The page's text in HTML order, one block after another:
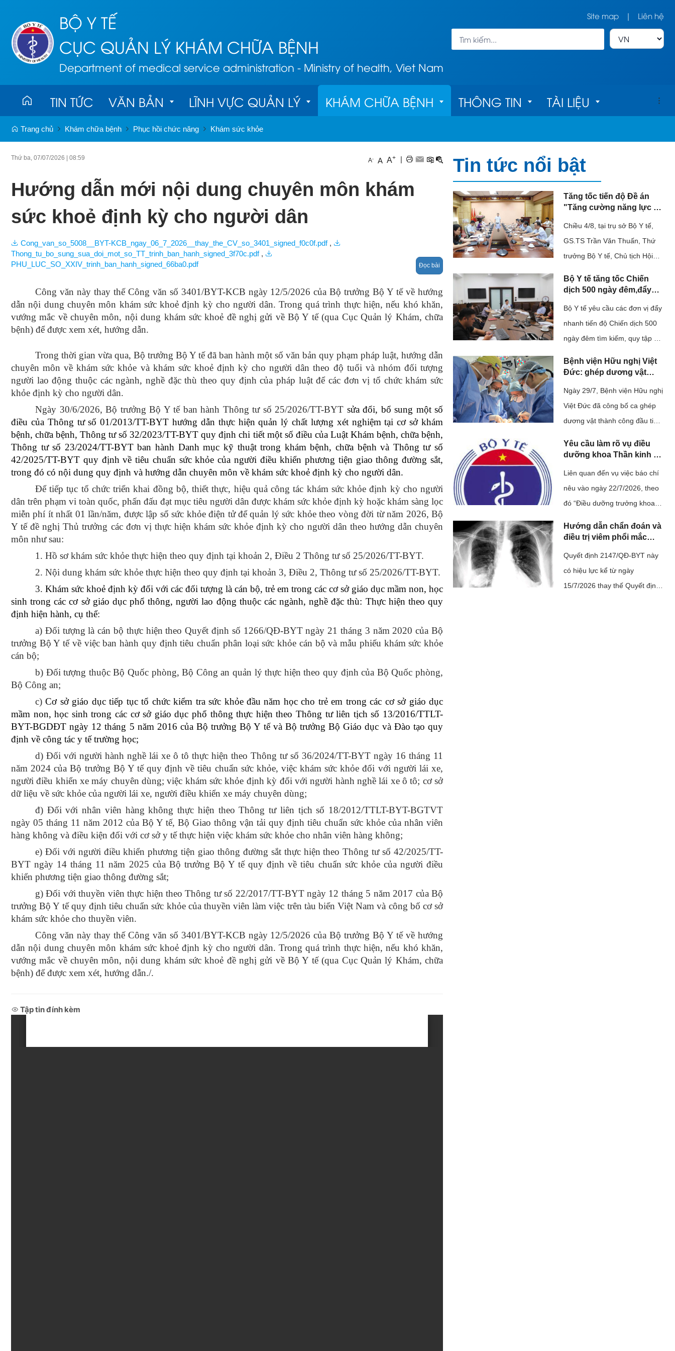
BỘ Y TẾ
CỤC QUẢN LÝ KHÁM CHỮA BỆNH
Department of medical service administration - Ministry of health, Viet Nam
Site map | Liên hệ
TIN TỨC VĂN BẢN
Chỉ thị, Quyết
định
Văn bản QPPL
Văn bản pháp
quy
Dự thảo xin ý
kiến
LĨNH VỰC QUẢN LÝ
Quản lý hành nghề
KCB
Danh sách Cơ
sở KBCB đủ
điều kiện
thực hành
Phục hồi chức năng
Giám định y khoa
Dinh dưỡng
Hội nhập
Hội nghị quản lý
bệnh viện Châu Á
Chương trình chăm
sóc sức khỏe
Vì lá phổi
khỏe Việt Nam
Đái tháo
đường
Phòng chống
đột quỵ
Phòng chống
kháng thuốc
KHÁM CHỮA BỆNH
Phục hồi chức Giám định
Khắc phục
hậu quả
Hợp tác quốc
Khám sức
khỏe
Điều dưỡng
THÔNG TIN
Bản đồ cơ sở
y tế
TÀI LIỆU
Tài liệu về
chăm sóc mắt
Quy trình kỹ
thuật
Hướng dẫn
chẩn đoán,
điều trị
Tài liệu liên
quan đến
Covid-19
Tài liệu Hội
nghị, tập huấn
Trang chủ Khám chữa bệnh Phục hồi chức năng Khám sức khỏe
Thứ ba, 07/07/2026 08:59 A- A A+ |
Hướng dẫn mới nội dung chuyên môn khám
sức khoẻ định kỳ cho người dân
Cong_van_so_5008__BYT-KCB_ngay_06_7_2026__thay_the_CV_so_3401_signed_f0c0f.pdf ,
Thong_tu_bo_sung_sua_doi_mot_so_TT_trinh_ban_hanh_signed_3f70c.pdf ,
PHU_LUC_SO_XXIV_trinh_ban_hanh_signed_66ba0.pdf
Đọc bài
Công văn này thay thế Công văn số 3401/BYT-KCB ngày 12/5/2026 của Bộ trưởng Bộ Y tế về hướng
dẫn nội dung chuyên môn khám sức khoẻ định kỳ cho người dân. Trong quá trình thực hiện, nếu khó khăn,
vướng mắc về chuyên môn, nội dung khám sức khoẻ đề nghị gửi về Bộ Y tế (qua Cục Quản lý Khám, chữa
bệnh) để được xem xét, hướng dẫn.
Trong thời gian vừa qua, Bộ trưởng Bộ Y tế đã ban hành một số văn bản quy phạm pháp luật, hướng dẫn
chuyên môn về khám sức khỏe và khám sức khoẻ định kỳ cho người dân theo độ tuổi và nhóm đối tượng
người lao động thuộc các ngành, nghề đặc thù theo quy định của pháp luật để các đơn vị tổ chức khám sức
khỏe định kỳ cho người dân.
Ngày 30/6/2026, Bộ trưởng Bộ Y tế ban hành Thông tư số 25/2026/TT-BYT sửa đổi, bổ sung một số
điều của Thông tư số 01/2013/TT-BYT hướng dẫn thực hiện quản lý chất lượng xét nghiệm tại cơ sở khám
bệnh, chữa bệnh,Thông tư số 32/2023/TT-BYT quy định chi tiết một số điều của Luật Khám bệnh, chữa bệnh,
Thông tư số 23/2024/TT-BYT ban hành Danh mục kỹ thuật trong khám bệnh, chữa bệnh và Thông tư số
42/2025/TT-BYT quy định về tiêu chuẩn sức khỏe của người điều khiển phương tiện giao thông đường sắt,
trong đó có nội dung quy định và hướng dẫn chuyên môn về khám sức khoẻ định kỳ cho người dân.
Để tiếp tục tổ chức triển khai đồng bộ, thiết thực, hiệu quả công tác khám sức khỏe định kỳ cho người
dân trên phạm vi toàn quốc, phấn đấu đạt mục tiêu người dân được khám sức khỏe định kỳ hoặc khám sàng lọc
miễn phí ít nhất 01 lần/năm, được lập sổ sức khỏe điện tử để quản lý sức khỏe theo vòng đời từ năm 2026, Bộ
Y tế đề nghị Thủ trưởng các đơn vị thực hiện khám sức khỏe định kỳ cho người dân theo hướng dẫn chuyên
môn như sau:
1. Hồ sơ khám sức khỏe thực hiện theo quy định tại khoản 2, Điều 2 Thông tư số 25/2026/TT-BYT.
2. Nội dung khám sức khỏe thực hiện theo quy định tại khoản 3, Điều 2, Thông tư số 25/2026/TT-BYT.
3. Khám sức khoẻ định kỳ đối với các đối tượng là cán bộ, trẻ em trong các cơ sở giáo dục mầm non, học
sinh trong các cơ sở giáo dục phổ thông, người lao động thuộc các ngành, nghề đặc thù: Thực hiện theo quy
định hiện hành, cụ thể:
a) Đối tượng là cán bộ thực hiện theo Quyết định số 1266/QĐ-BYT ngày 21 tháng 3 năm 2020 của Bộ
trưởng Bộ Y tế về việc ban hành quy định tiêu chuẩn phân loại sức khỏe cán bộ và mẫu phiếu khám sức khỏe
cán bộ;
b) Đối tượng thuộc Bộ Quốc phòng, Bộ Công an quản lý thực hiện theo quy định của Bộ Quốc phòng,
Bộ Công an;
c)Cơ sở giáo dục tiếp tục tổ chức kiểm tra sức khỏe đầu năm học cho trẻ em trong các cơ sở giáo dục
mầm non, học sinh trong các cơ sở giáo dục phổ thông thực hiện theo Thông tư liên tịch số 13/2016/TTLT-
BYT-BGDĐT ngày 12 tháng 5 năm 2016 của Bộ trưởng Bộ Y tế và Bộ trưởng Bộ Giáo dục và Đào tạo quy
định về công tác y tế trường học;
d) Đối với người hành nghề lái xe ô tô thực hiện theo Thông tư số 36/2024/TT-BYT ngày 16 tháng 11
năm 2024 của Bộ trưởng Bộ Y tế quy định về tiêu chuẩn sức khỏe, việc khám sức khỏe đối với người lái xe,
người điều khiển xe máy chuyên dùng; việc khám sức khỏe định kỳ đối với người hành nghề lái xe ô tô; cơ sở
dữ liệu về sức khỏe của người lái xe, người điều khiển xe máy chuyên dùng;
đ) Đối với nhân viên hàng không thực hiện theo Thông tư liên tịch số 18/2012/TTLT-BYT-BGTVT
ngày 05 tháng 11 năm 2012 của Bộ Y tế, Bộ Giao thông vận tải quy định tiêu chuẩn sức khỏe của nhân viên
hàng không và điều kiện đối với cơ sở y tế thực hiện việc khám sức khỏe cho nhân viên hàng không;
e) Đối với người điều khiển phương tiện giao thông đường sắt thực hiện theo Thông tư số 42/2025/TT-
BYT ngày 14 tháng 11 năm 2025 của Bộ trưởng Bộ Y tế quy định về tiêu chuẩn sức khỏe của người điều
khiển phương tiện giao thông đường sắt;
g) Đối với thuyền viên thực hiện theo Thông tư số 22/2017/TT-BYT ngày 12 tháng 5 năm 2017 của Bộ
trưởng Bộ Y tế quy định tiêu chuẩn sức khỏe của thuyền viên làm việc trên tàu biển Việt Nam và công bố cơ sở
khám sức khỏe cho thuyền viên.
Công văn này thay thế Công văn số 3401/BYT-KCB ngày 12/5/2026 của Bộ trưởng Bộ Y tế về hướng
dẫn nội dung chuyên môn khám sức khoẻ định kỳ cho người dân. Trong quá trình thực hiện, nếu khó khăn,
vướng mắc về chuyên môn, nội dung khám sức khoẻ đề nghị gửi về Bộ Y tế (qua Cục Quản lý Khám, chữa
bệnh) để được xem xét, hướng dẫn./.
Tập tin đính kèm
Tin tức nổi bật
Tăng tốc tiến độ Đề án
"Tăng cường năng lực hệ
pháp y tâm thần và bắt
buộc chữa bệnh tâm thần
giai đoạn 2026-2030".
Chiều 4/8, tại trụ sở Bộ Y tế,
GS.TS Trần Văn Thuấn, Thứ
trưởng Bộ Y tế, Chủ tịch Hội
cuộc họp kiểm tra, đôn đốc
Bộ Y tế tăng tốc Chiến
dịch 500 ngày đêm,đẩy
quy tập và xác định danh
tính hài cốt liệt sĩ
Bộ Y tế yêu cầu các đơn vị đẩy
nhanh tiến độ Chiến dịch 500
ngày đêm tìm kiếm, quy tập và
bằng giám định ADN. Cùng với
Bệnh viện Hữu nghị Việt
Đức: ghép dương vật
chết não
Ngày 29/7, Bệnh viện Hữu nghị
Việt Đức đã công bố ca ghép
dương vật thành công đầu tiên
não. Ca ghép không chỉ mang
Yêu cầu làm rõ vụ điều
dưỡng khoa Thần kinh ở
Liên quan đến vụ việc báo chí
nêu vào ngày 22/7/2026, theo
đó “Điều dưỡng trưởng khoa
Hải Dương bị một nhóm người
Hướng dẫn chẩn đoán và
điều trị viêm phổi mắc
lớn
Quyết định 2147/QĐ-BYT này
có hiệu lực kể từ ngày
15/7/2026 thay thế Quyết định